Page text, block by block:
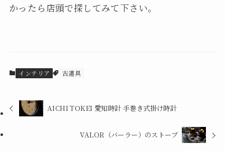
かったら店頭で探してみて下さい。
インテリア 古道具
AICHI TOKEI 愛知時計 手巻き式掛け時計
VALOR（バーラー）のストーブ